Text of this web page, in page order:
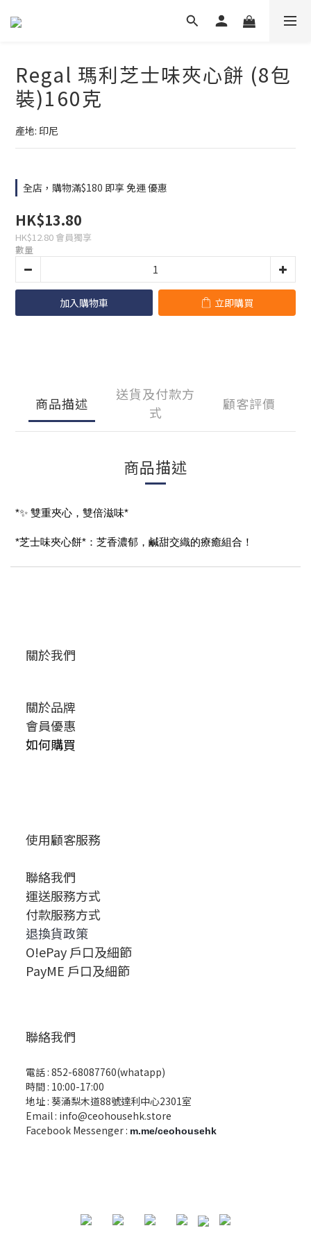
Regal 瑪利芝士味夾心餅 (8包
裝)160克
產地: 印尼
全店，購物滿$180 即享 免運 優惠
HK$13.80
HK$12.80 會員獨享
數量
加入購物車 立即購買
商品描述
送貨及付款方
式
顧客評價
商品描述
*✨ 雙重夾心，雙倍滋味*
*芝士味夾心餅*：芝香濃郁，鹹甜交織的療癒組合！
關於我們
關於品牌
會員優惠
如何購買
使用顧客服務
聯絡我們
運送服務方式
付款服務方式
退換貨政策
O!ePay 戶口及細節
PayME 戶口及細節
聯絡我們
電話 : 852-68087760(whatapp)
時間 : 10:00-17:00
地址 : 葵涌梨木道88號達利中心2301室
Email : info@ceohousehk.store
Facebook Messenger : m.me/ceohousehk